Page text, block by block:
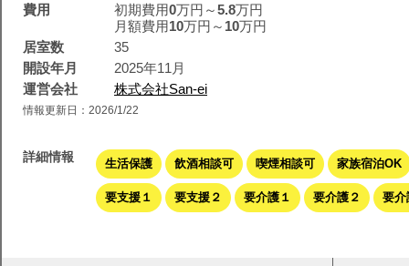
費用
初期費用0万円～5.8万円
月額費用10万円～ 10万円
居室数
35
開設年月
2025年11月
運営会社
株式会社San-ei
情報更新日：2026/1/22
詳細情報 生活保護 飲酒相談可 喫煙相談可 家族宿泊OK
要支援１ 要支援２ 要介護１ 要介護２ 要介